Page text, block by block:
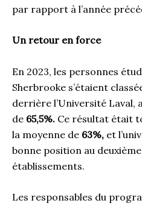
par rapport à l’année
Un retour en force
En 2023, les personnes
Sherbrooke s’étaient
derrière l’Université Laval,
de 65,5%. Ce résultat était
la moyenne de 63%, et
bonne position au
établissements.
Les responsables du